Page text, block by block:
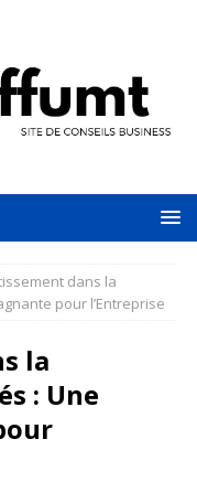
dans la
pour l’Entreprise
la
: Une